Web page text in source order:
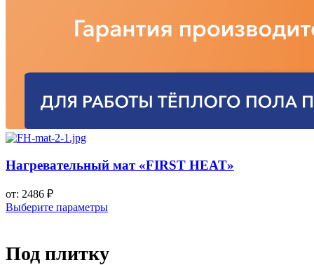
Нагревательный мат «FIRST HEAT»
от: 2486 ₽
Выберите параметры
Под плитку